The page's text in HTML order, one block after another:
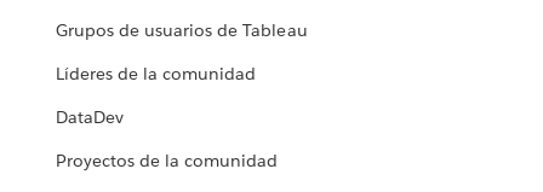
Grupos de usuarios de Tableau
Líderes de la comunidad
DataDev
Proyectos de la comunidad